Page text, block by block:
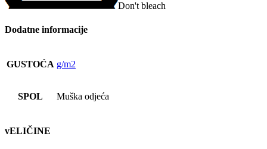
Don't bleach
Dodatne informacije
GUSTOĆA g/m2
SPOL Muška odjeća
vELIČINE